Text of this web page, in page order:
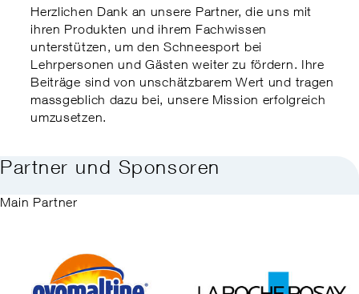
Herzlichen Dank an unsere Partner, die uns mit
ihren Produkten und ihrem Fachwissen
unterstützen, um den Schneesport bei
Lehrpersonen und Gästen weiter zu fördern. Ihre
Beiträge sind von unschätzbarem Wert und tragen
massgeblich dazu bei, unsere Mission erfolgreich
umzusetzen.
Partner und Sponsoren
Main Partner